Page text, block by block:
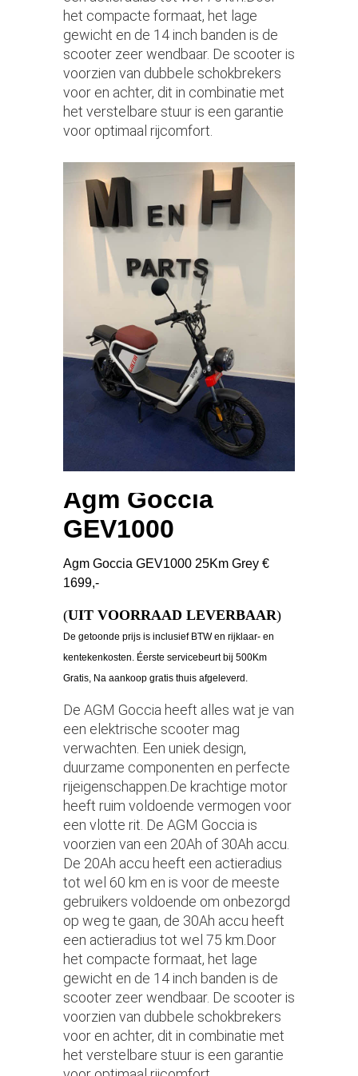
het compacte formaat, het lage
gewicht en de 14 inch banden is de
scooter zeer wendbaar. De scooter is
voorzien van dubbele schokbrekers
voor en achter, dit in combinatie met
het verstelbare stuur is een garantie
voor optimaal rijcomfort.
Agm Goccia
GEV1000
Agm Goccia GEV1000 25Km Grey €
1699,-
(UIT VOORRAAD LEVERBAAR)
De getoonde prijs is inclusief BTW en rijklaar- en
kentekenkosten. Éerste servicebeurt bij 500Km
Gratis, Na aankoop gratis thuis afgeleverd.
De AGM Goccia heeft alles wat je van
een elektrische scooter mag
verwachten. Een uniek design,
duurzame componenten en perfecte
rijeigenschappen.De krachtige motor
heeft ruim voldoende vermogen voor
een vlotte rit. De AGM Goccia is
voorzien van een 20Ah of 30Ah accu.
De 20Ah accu heeft een actieradius
tot wel 60 km en is voor de meeste
gebruikers voldoende om onbezorgd
op weg te gaan, de 30Ah accu heeft
een actieradius tot wel 75 km.Door
het compacte formaat, het lage
gewicht en de 14 inch banden is de
scooter zeer wendbaar. De scooter is
voorzien van dubbele schokbrekers
voor en achter, dit in combinatie met
het verstelbare stuur is een garantie